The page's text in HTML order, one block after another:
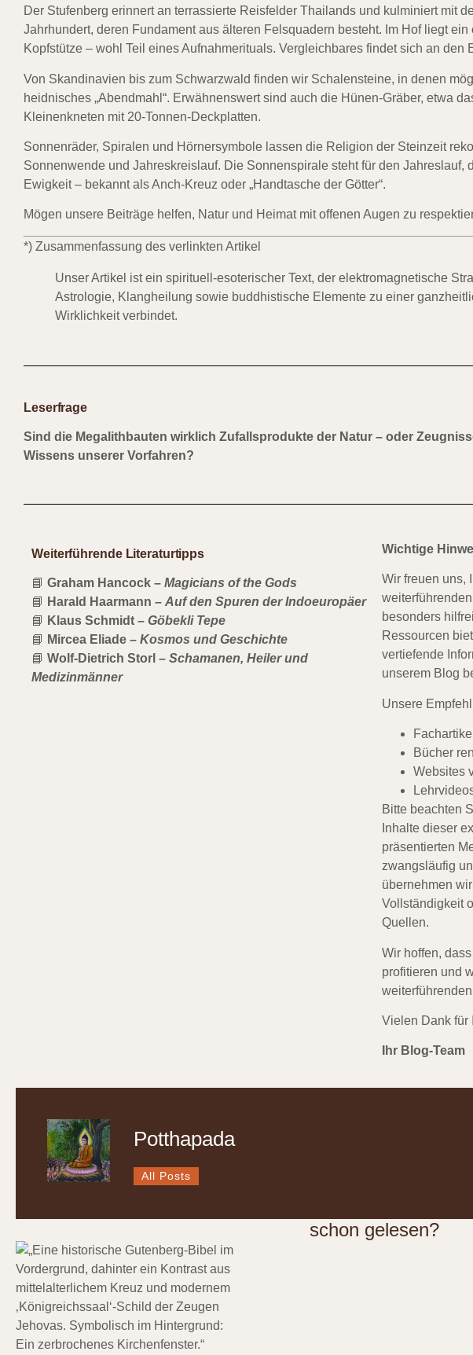
Der Stufenberg erinnert an terrassierte Reisfelder Thailands und kulminiert mit
Jahrhundert, deren Fundament aus älteren Felsquadern besteht. Im Hof liegt
Kopfstütze – wohl Teil eines Aufnahmerituals. Vergleichbares findet sich an den
Von Skandinavien bis zum Schwarzwald finden wir Schalensteine, in denen
heidnisches „Abendmahl“. Erwähnenswert sind auch die Hünen-Gräber, etwa
Kleinenkneten mit 20-Tonnen-Deckplatten.
Sonnenräder, Spiralen und Hörnersymbole lassen die Religion der Steinzeit
Sonnenwende und Jahreskreislauf. Die Sonnenspirale steht für den Jahreslauf,
Ewigkeit – bekannt als Anch-Kreuz oder „Handtasche der Götter“.
Mögen unsere Beiträge helfen, Natur und Heimat mit offenen Augen zu
*) Zusammenfassung des verlinkten Artikel
Unser Artikel ist ein spirituell-esoterischer Text, der elektromagnetische
Astrologie, Klangheilung sowie buddhistische Elemente zu einer
Wirklichkeit verbindet.
Leserfrage
Sind die Megalithbauten wirklich Zufallsprodukte der Natur – oder
Wissens unserer Vorfahren?
Weiterführende Literaturtipps
📘 Graham Hancock – Magicians of the Gods
📘 Harald Haarmann – Auf den Spuren der Indoeuropäer
📘 Klaus Schmidt – Göbekli Tepe
📘 Mircea Eliade – Kosmos und Geschichte
📘 Wolf-Dietrich Storl – Schamanen, Heiler und
Medizinmänner
Wichtige
Wir freuen uns,
besonders
Ressourcen
vertiefende
unserem Blog
Unsere
Bücher
Websites
Bitte beachten
Inhalte dieser
präsentierten
zwangsläufig
übernehmen
Vollständigkeit
Quellen.
Wir hoffen,
profitieren und
Vielen Dank für
Ihr Blog-Team
Potthapada
All Posts
schon gelesen?